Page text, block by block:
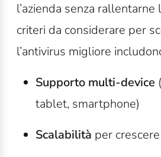
l’azienda senza rallentarne
criteri da considerare per
l’antivirus migliore
Supporto multi-device
tablet, smartphone)
Scalabilità per